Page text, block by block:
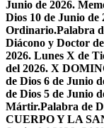
Junio de 2026.
Dios 10 de Junio de
Ordinario.Palabra
Diácono y Doctor
2026. Lunes X de
del 2026. X
de Dios 6 de Junio
de Dios 5 de Junio
Mártir.Palabra de
CUERPO Y LA